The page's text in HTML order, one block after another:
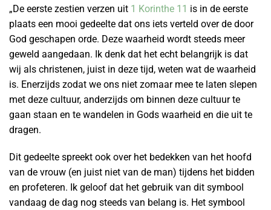
„De eerste zestien verzen uit 1 Korinthe 11 is in de eerste
plaats een mooi gedeelte dat ons iets verteld over de door
God geschapen orde. Deze waarheid wordt steeds meer
geweld aangedaan. Ik denk dat het echt belangrijk is dat
wij als christenen, juist in deze tijd, weten wat de waarheid
is. Enerzijds zodat we ons niet zomaar mee te laten slepen
met deze cultuur, anderzijds om binnen deze cultuur te
gaan staan en te wandelen in Gods waarheid en die uit te
dragen.
Dit gedeelte spreekt ook over het bedekken van het hoofd
van de vrouw (en juist niet van de man) tijdens het bidden
en profeteren. Ik geloof dat het gebruik van dit symbool
vandaag de dag nog steeds van belang is. Het symbool